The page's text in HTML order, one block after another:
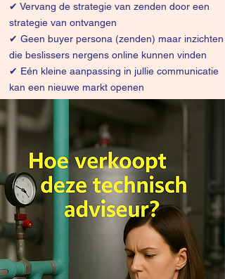
✔ Vervang de strategie van zenden door een
strategie van ontvangen
✔ Geen buyer persona (zenden) maar inzichten
die beslissers nergens online kunnen vinden
✔ Eén kleine aanpassing in jullie communicatie
kan een nieuwe markt openen